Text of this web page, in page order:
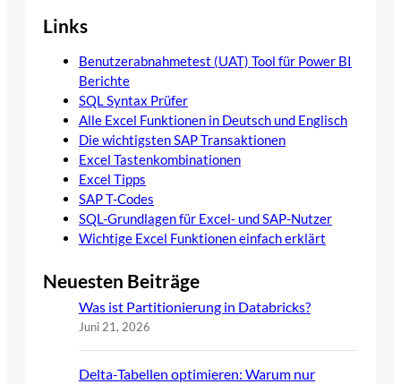
Links
Benutzerabnahmetest (UAT) Tool für Power BI
Berichte
SQL Syntax Prüfer
Alle Excel Funktionen in Deutsch und Englisch
Die wichtigsten SAP Transaktionen
Excel Tastenkombinationen
Excel Tipps
SAP T-Codes
SQL-Grundlagen für Excel- und SAP-Nutzer
Wichtige Excel Funktionen einfach erklärt
Neuesten Beiträge
Was ist Partitionierung in Databricks?
Juni 21, 2026
Delta-Tabellen optimieren: Warum nur